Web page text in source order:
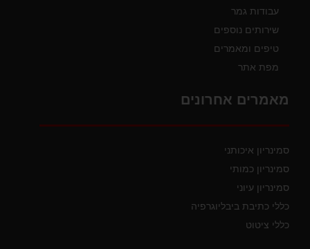
עבודות גמר
שירותים נוספים
טיפים ומאמרים
מפת אתר
מאמרים אחרונים
סמינריון איכותני
סמינריון כמותי
סמינריון עיוני
כללי כתיבת ביבליוגרפיה
כללי ציטוט